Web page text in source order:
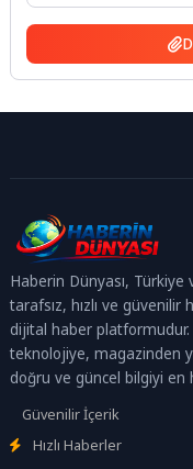
Haberin Dünyası,
tarafsız, hızlı ve güvenilir
dijital haber
teknolojiye, magazinden
doğru ve güncel bilgiyi en
Güvenilir İçerik
Hızlı Haberler